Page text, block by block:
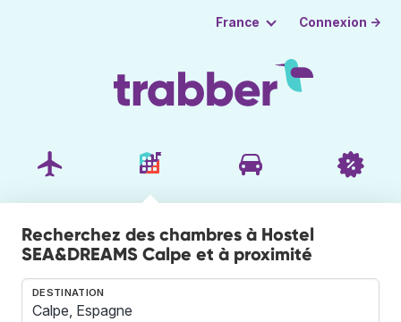
France Connexion →
Recherchez des chambres à Hostel
SEA&DREAMS Calpe et à proximité
DESTINATION